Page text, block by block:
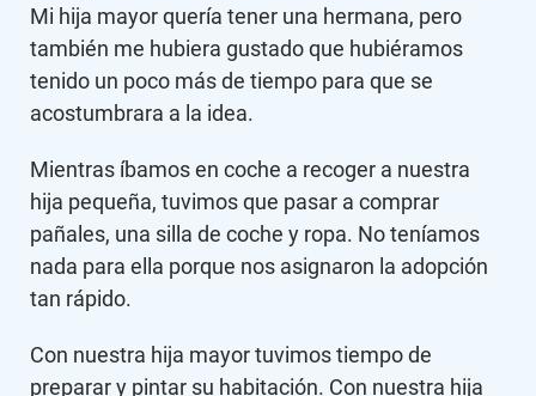
Mi hija mayor quería tener una hermana, pero
también me hubiera gustado que hubiéramos
tenido un poco más de tiempo para que se
acostumbrara a la idea.
Mientras íbamos en coche a recoger a nuestra
hija pequeña, tuvimos que pasar a comprar
pañales, una silla de coche y ropa. No teníamos
nada para ella porque nos asignaron la adopción
tan rápido.
Con nuestra hija mayor tuvimos tiempo de
preparar y pintar su habitación. Con nuestra hija